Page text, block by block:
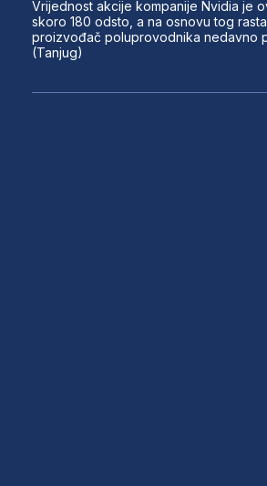
Vrijednost akcije kompanije Nvidia je
skoro 180 odsto, a na osnovu tog
proizvođač poluprovodnika nedavno
(Tanjug)